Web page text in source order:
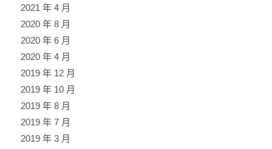
2021 年 4 月
2020 年 8 月
2020 年 6 月
2020 年 4 月
2019 年 12 月
2019 年 10 月
2019 年 8 月
2019 年 7 月
2019 年 3 月